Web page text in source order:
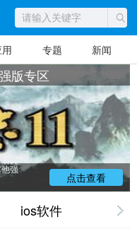
专题 新闻
版专区
公司
国志
》
国
。
之
增
三
系统
究
强
点击查看
ios软件